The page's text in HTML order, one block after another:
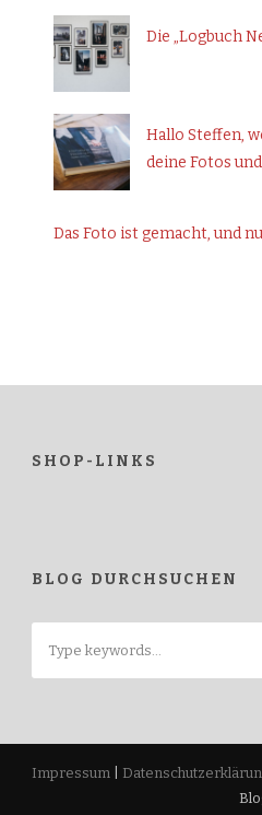
Die „Logbuch
Hallo Steffen,
deine Fotos
Das Foto ist gemacht, und
SHOP-LINKS
BLOG DURCHSUCHEN
Impressum